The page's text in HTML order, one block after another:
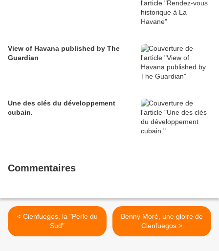
View of Havana published by The
Guardian
Une des clés du développement
cubain.
Commentaires
< Cienfuegos, la "Perle du
Sud"
Benny Moré, une gloire de
Cienfuegos >